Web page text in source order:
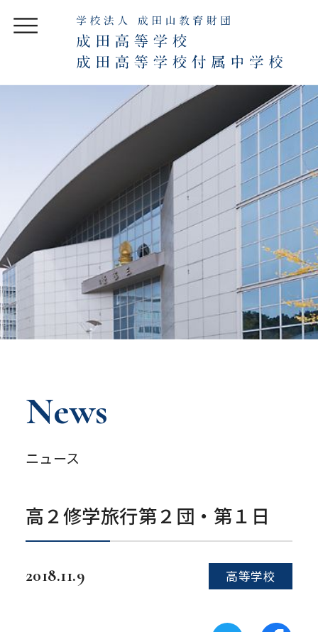
News
ニュース
高２修学旅行第２団・第１日
2018.11.9 高等学校